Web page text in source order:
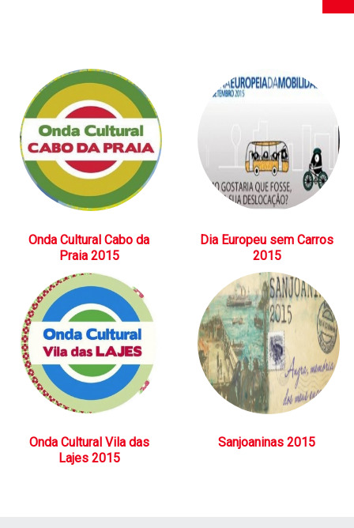
Onda Cultural Cabo da
Praia 2015
Dia Europeu sem Carros
2015
Onda Cultural Vila das
Lajes 2015
Sanjoaninas 2015